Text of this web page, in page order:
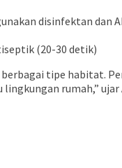
disinfektan dan
(20-30 detik)
tipe habitat.
rumah,” ujar